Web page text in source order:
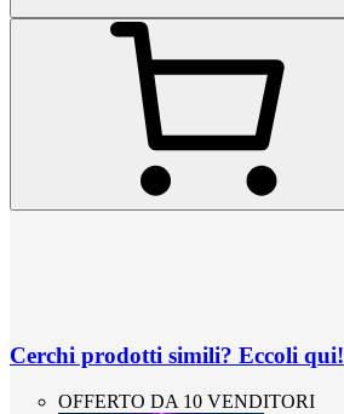
Cerchi prodotti simili? Eccoli qui!
OFFERTO DA 10 VENDITORI